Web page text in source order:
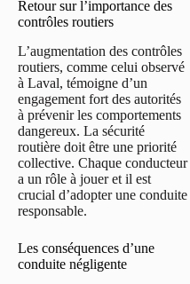
Retour sur l’importance des
contrôles routiers
L’augmentation des contrôles
routiers, comme celui observé
à Laval, témoigne d’un
engagement fort des autorités
à prévenir les comportements
dangereux. La sécurité
routière doit être une priorité
collective. Chaque conducteur
a un rôle à jouer et il est
crucial d’adopter une conduite
responsable.
Les conséquences d’une
conduite négligente